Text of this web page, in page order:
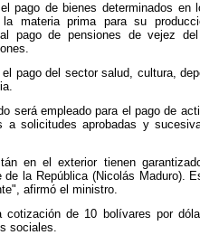
pago de bienes determinados en
materia prima para su
pago de pensiones de vejez
pago del sector salud, cultura,
será empleado para el pago de
a solicitudes aprobadas y
en el exterior tienen
de la República (Nicolás Maduro).
afirmó el ministro.
cotización de 10 bolívares por
sociales.